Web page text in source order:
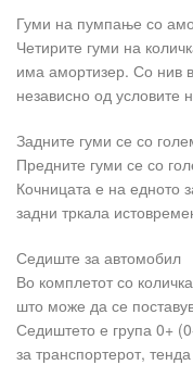
Гуми на пумпање со
Четирите гуми на
има амортизер. Со нив
независно од условите
Задните гуми се со
Предните гуми се со
Кочницата е на едното
задни тркала
Седиште за автомобил
Во комплетот со
што може да се
Седиштето е група 0+
за транспортерот,